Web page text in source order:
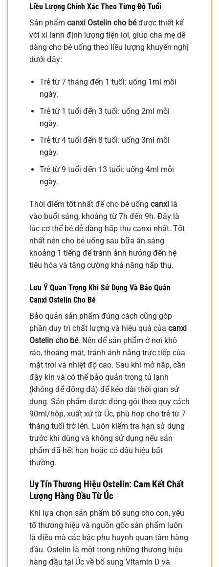
Liều Lượng Chính Xác Theo Từng Độ Tuổi
Sản phẩm canxi Ostelin cho béđược thiết kế
với xi lanh định lượng tiện lợi, giúp cha mẹ dễ
dàng cho bé uống theo liều lượng khuyến nghị
dưới đây:
Trẻ từ 7 tháng đến 1 tuổi: uống 1ml mỗi
ngày.
Trẻ từ 1 tuổi đến 3 tuổi: uống 2ml mỗi
ngày.
Trẻ từ 4 tuổi đến 8 tuổi: uống 3ml mỗi
ngày.
Trẻ từ 9 tuổi đến 13 tuổi: uống 4ml mỗi
ngày.
Thời điểm tốt nhất để cho bé uống canxi là
vào buổi sáng, khoảng từ 7h đến 9h. Đây là
lúc cơ thể bé dễ dàng hấp thụ canxi nhất. Tốt
nhất nên cho bé uống sau bữa ăn sáng
khoảng 1 tiếng để tránh ảnh hưởng đến hệ
tiêu hóa và tăng cường khả năng hấp thụ.
Lưu Ý Quan Trọng Khi Sử Dụng Và Bảo Quản
Canxi Ostelin Cho Bé
Bảo quản sản phẩm đúng cách cũng góp
phần duy trì chất lượng và hiệu quả của canxi
Ostelin cho bé. Nên để sản phẩm ở nơi khô
ráo, thoáng mát, tránh ánh nắng trực tiếp của
mặt trời và nhiệt độ cao. Sau khi mở nắp, cần
đậy kín và có thể bảo quản trong tủ lạnh
(không để đông đá) để kéo dài thời gian sử
dụng. Sản phẩm được đóng gói theo quy cách
90ml/hộp, xuất xứ từ Úc, phù hợp cho trẻ từ 7
tháng tuổi trở lên. Luôn kiểm tra hạn sử dụng
trước khi dùng và không sử dụng nếu sản
phẩm đã hết hạn hoặc có dấu hiệu bất
thường.
Uy Tín Thương Hiệu Ostelin: Cam Kết Chất
Lượng Hàng Đầu Từ Úc
Khi lựa chọn sản phẩm bổ sung cho con, yếu
tố thương hiệu và nguồn gốc sản phẩm luôn
là điều mà các bậc phụ huynh quan tâm hàng
đầu. Ostelin là một trong những thương hiệu
hàng đầu tại Úc về bổ sung Vitamin D và